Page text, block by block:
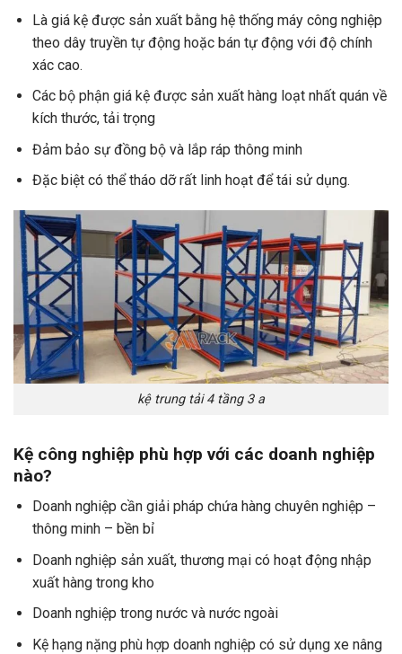
Là giá kệ được sản xuất bằng hệ thống máy công nghiệp
theo dây truyền tự động hoặc bán tự động với độ chính
xác cao.
Các bộ phận giá kệ được sản xuất hàng loạt nhất quán về
kích thước, tải trọng
Đảm bảo sự đồng bộ và lắp ráp thông minh
Đặc biệt có thể tháo dỡ rất linh hoạt để tái sử dụng.
kệ trung tải 4 tầng 3 a
Kệ công nghiệp phù hợp với các doanh nghiệp
nào?
Doanh nghiệp cần giải pháp chứa hàng chuyên nghiệp –
thông minh – bền bỉ
Doanh nghiệp sản xuất, thương mại có hoạt động nhập
xuất hàng trong kho
Doanh nghiệp trong nước và nước ngoài
Kệ hạng nặng phù hợp doanh nghiệp có sử dụng xe nâng